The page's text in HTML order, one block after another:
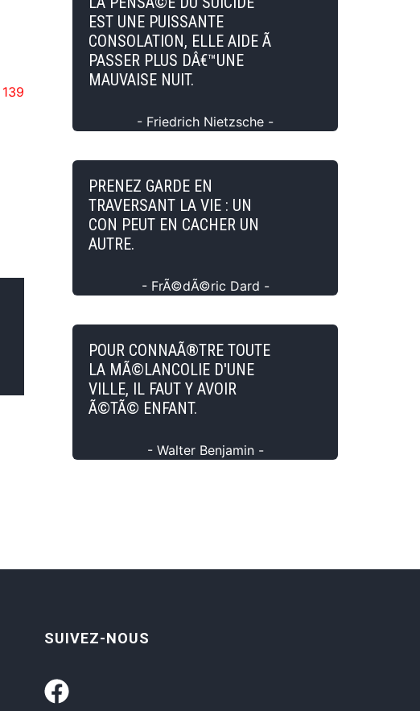
139
EST UNE PUISSANTE
CONSOLATION, ELLE AIDE Ã
PASSER PLUS DÂ€™UNE
MAUVAISE NUIT.
- Friedrich Nietzsche -
PRENEZ GARDE EN
TRAVERSANT LA VIE : UN
CON PEUT EN CACHER UN
AUTRE.
- FrÃ©dÃ©ric Dard -
POUR CONNAÃ®TRE TOUTE
LA MÃ©LANCOLIE D'UNE
VILLE, IL FAUT Y AVOIR
Ã©TÃ© ENFANT.
- Walter Benjamin -
SUIVEZ-NOUS